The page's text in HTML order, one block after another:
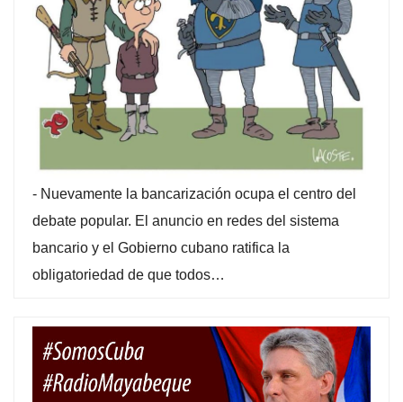
- Nuevamente la bancarización ocupa el centro del
debate popular. El anuncio en redes del sistema
bancario y el Gobierno cubano ratifica la
obligatoriedad de que todos…